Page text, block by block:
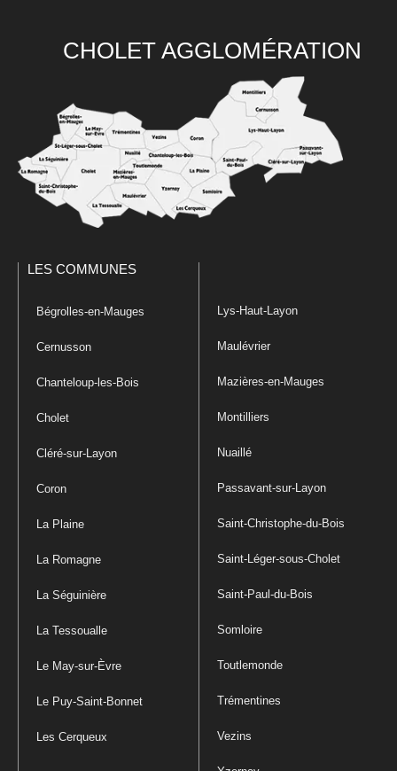
CHOLET AGGLOMÉRATION
LES COMMUNES
Bégrolles-en-Mauges
Cernusson
Chanteloup-les-Bois
Cholet
Cléré-sur-Layon
Coron
La Plaine
La Romagne
La Séguinière
La Tessoualle
Le May-sur-Èvre
Le Puy-Saint-Bonnet
Les Cerqueux
Lys-Haut-Layon
Maulévrier
Mazières-en-Mauges
Montilliers
Nuaillé
Passavant-sur-Layon
Saint-Christophe-du-Bois
Saint-Léger-sous-Cholet
Saint-Paul-du-Bois
Somloire
Toutlemonde
Trémentines
Vezins